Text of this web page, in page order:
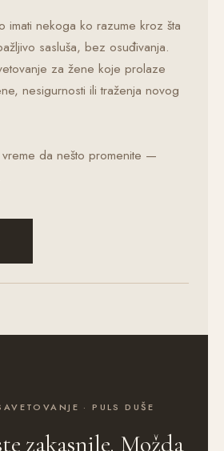
imati nekoga ko razume kroz šta
sasluša, bez osuđivanja.
za žene koje prolaze
nesigurnosti ili traženja novog
da nešto promenite —
· PULS DUŠE
zakasnile. Možda